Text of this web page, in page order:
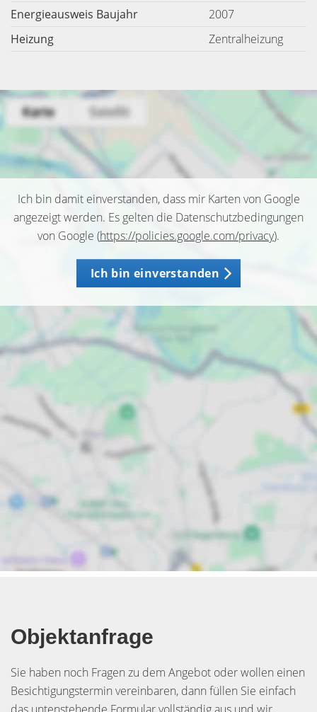
Energieausweis Baujahr
2007
Heizung
Zentralheizung
Ich bin damit einverstanden, dass mir Karten von Google
angezeigt werden. Es gelten die Datenschutzbedingungen
von Google (https://policies.google.com/privacy).
Ich bin einverstanden
Objektanfrage
Sie haben noch Fragen zu dem Angebot oder wollen einen
Besichtigungstermin vereinbaren, dann füllen Sie einfach